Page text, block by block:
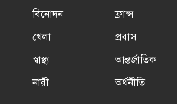
ফ্রান্সসহ ইউরোপীয় দেশসমূহে
দাবদাহ: কারণ, প্রভাব ও করণীয়
ফ্রান্সে সংবর্ধিত হলেন যুক্তরাজ্য
বিএনপি’র আহ্বায়ক কমিটির
বিনোদন
খেলা
স্বাস্থ্য
নারী
ফ্রান্স
প্রবাস
আন্তর্জাতিক
অর্থনীতি